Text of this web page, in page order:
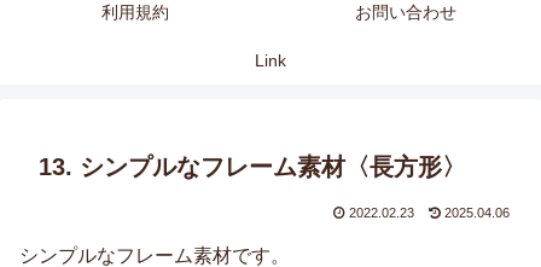
利用規約 お問い合わせ
Link
13. シンプルなフレーム素材〈長方形〉
2022.02.23 2025.04.06
シンプルなフレーム素材です。